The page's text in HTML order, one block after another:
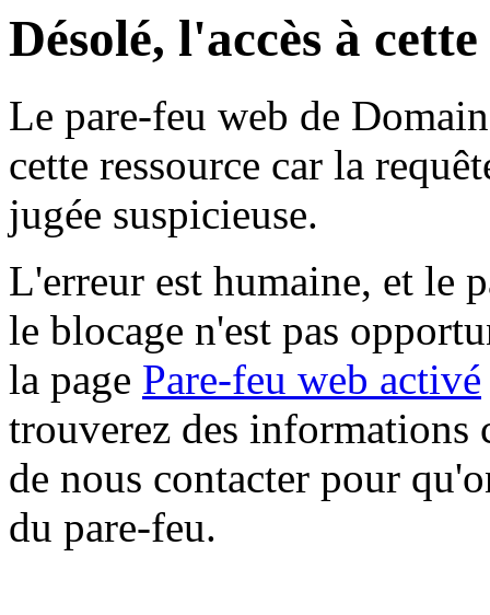
Désolé, l'accès à
Le pare-feu web de
cette ressource car la
jugée suspicieuse.
L'erreur est humaine, et le
le blocage n'est pas
la page Pare-feu web activé
trouverez des informations
de nous contacter pour
du pare-feu.